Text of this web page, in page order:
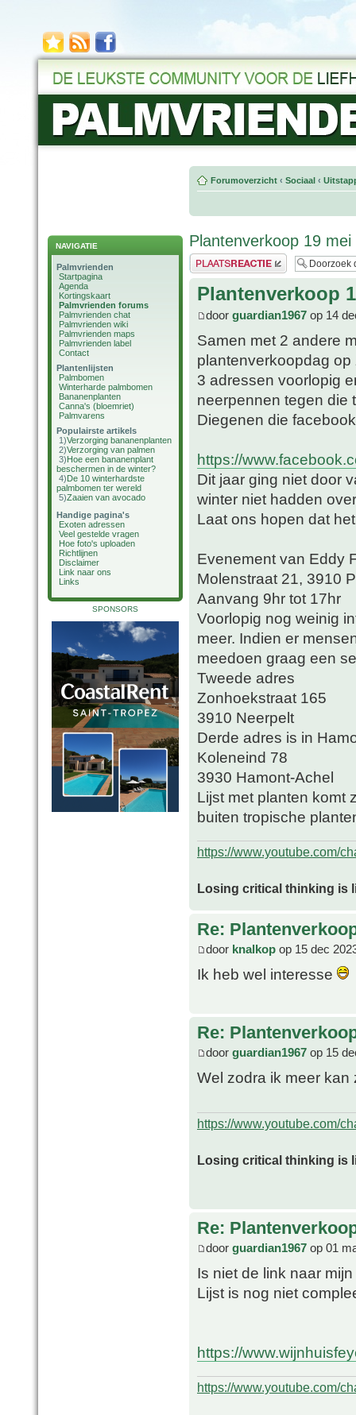
NAVIGATIE
Palmvrienden
Startpagina
Agenda
Kortingskaart
Palmvrienden forums
Palmvrienden chat
Palmvrienden wiki
Palmvrienden maps
Palmvrienden label
Contact
Plantenlijsten
Palmbomen
Winterharde palmbomen
Bananenplanten
Canna's (bloemriet)
Palmvarens
Populairste artikels
1)Verzorging bananenplanten
2)Verzorging van palmen
3)Hoe een bananenplant
beschermen in de winter?
4)De 10 winterhardste
palmbomen ter wereld
5)Zaaien van avocado
Handige pagina's
Exoten adressen
Veel gestelde vragen
Hoe foto's uploaden
Richtlijnen
Disclaimer
Link naar ons
Links
SPONSORS
Forumoverzicht ‹ Sociaal ‹
Plantenverkoop 19 mei
Plaats een reactie
Plantenverkoop
door guardian1967 op 14
Samen met 2 andere
plantenverkoopdag
3 adressen voorlopig
neerpennen tegen die
Diegenen die
https://
Dit jaar ging niet door
winter niet hadden
Laat ons hopen dat
Evenement van Eddy
Molenstraat 21, 3910
Aanvang 9hr tot 17hr
Voorlopig nog weinig
meer. Indien er
meedoen graag een
Tweede adres
Zonhoekstraat 165
3910 Neerpelt
Derde adres is in
Koleneind 78
3930 Hamont-Achel
Lijst met planten komt
buiten tropische
https://www.youtube.com/
Losing critical thinking is
Re:
door knalkop op 15 dec
Ik heb wel interesse
Re:
door guardian1967 op 15
Wel zodra ik meer
https://www.youtube.com/
Losing critical thinking is
Re:
door guardian1967 op 01
Is niet de link naar
Lijst is nog niet
https://
https://www.youtube.com/